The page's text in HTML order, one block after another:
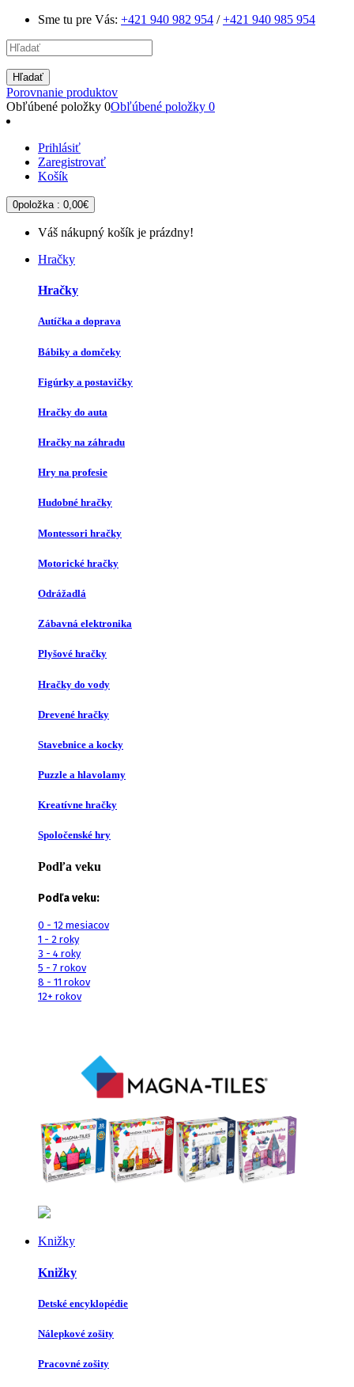
Sme tu pre Vás: +421 940 982 954 /+421 940 985 954
Hľadať
Porovnanie produktov
Obľúbené položky 0Obľúbené položky 0
Prihlásiť
Zaregistrovať
Košík
0položka : 0,00€
Váš nákupný košík je prázdny!
Hračky
Hračky
Autíčka a doprava
Bábiky a domčeky
Figúrky a postavičky
Hračky do auta
Hračky na záhradu
Hry na profesie
Hudobné hračky
Montessori hračky
Motorické hračky
Odrážadlá
Zábavná elektronika
Plyšové hračky
Hračky do vody
Drevené hračky
Stavebnice a kocky
Puzzle a hlavolamy
Kreatívne hračky
Spoločenské hry
Podľa veku
Podľa veku:
0 - 12 mesiacov
1 - 2 roky
3 - 4 roky
5 - 7 rokov
8 - 11 rokov
12+ rokov
Knižky
Knižky
Detské encyklopédie
Nálepkové zošity
Pracovné zošity